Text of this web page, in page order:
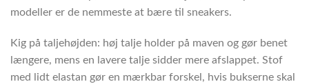
modeller er de nemmeste at bære til sneakers.
Kig på taljehøjden: høj talje holder på maven og gør benet
længere, mens en lavere talje sidder mere afslappet. Stof
med lidt elastan gør en mærkbar forskel, hvis bukserne skal